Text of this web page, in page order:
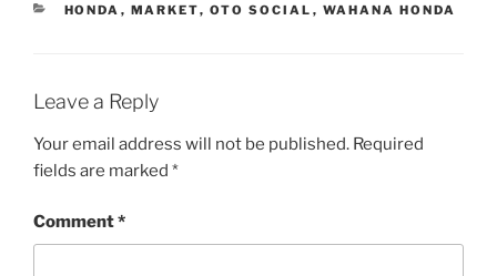
CATEGORIES
HONDA , MARKET, OTO SOCIAL , WAHANA HONDA
Leave a Reply
Your email address will not be published. Required
fields are marked *
Comment*